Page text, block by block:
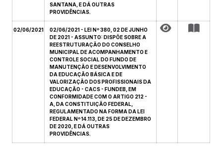
SANTANA, E DÁ OUTRAS
PROVIDÊNCIAS.
02/06/2021
02/06/2021 - LEI Nº 380, 02 DE JUNHO
DE 2021 - ASSUNTO: DISPÕE SOBRE A
REESTRUTURAÇÃO DO CONSELHO
MUNICIPAL DE ACOMPANHAMENTO E
CONTROLE SOCIAL DO FUNDO DE
MANUTENÇÃO E DESENVOLVIMENTO
DA EDUCAÇÃO BÁSICA E DE
VALORIZAÇÃO DOS PROFISSIONAIS DA
EDUCAÇÃO - CACS - FUNDEB, EM
CONFORMIDADE COM O ARTIGO 212 -
A, DA CONSTITUIÇÃO FEDERAL,
REGULAMENTADO NA FORMA DA LEI
FEDERAL Nº 14.113, DE 25 DE DEZEMBRO
DE 2020, E DÁ OUTRAS
PROVIDÊNCIAS.